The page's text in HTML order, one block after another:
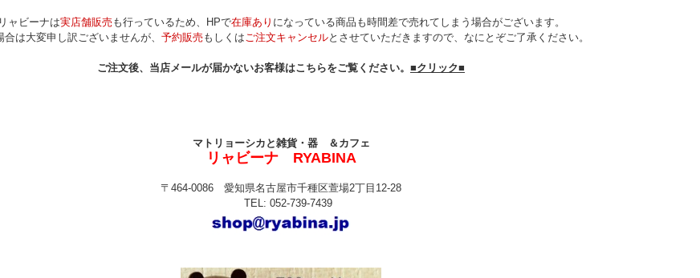
リャビーナは実店舗販売 も行っているため、HPで在庫あり になっている商品も時間差で売れてしまう場合がございます。
合は大変申し訳ございませんが、 予約販売 もしくはご注文キャンセルとさせていただきますので、なにとぞご了承ください。
ご注文後、当店メールが届かないお客様はこちらをご覧ください。 ■クリック■
マトリョーシカと雑貨・器 ＆カフェ
リャビーナ RYABINA
〒464-0086 愛知県名古屋市千種区萱場2丁目12-28
TEL: 052-739-7439